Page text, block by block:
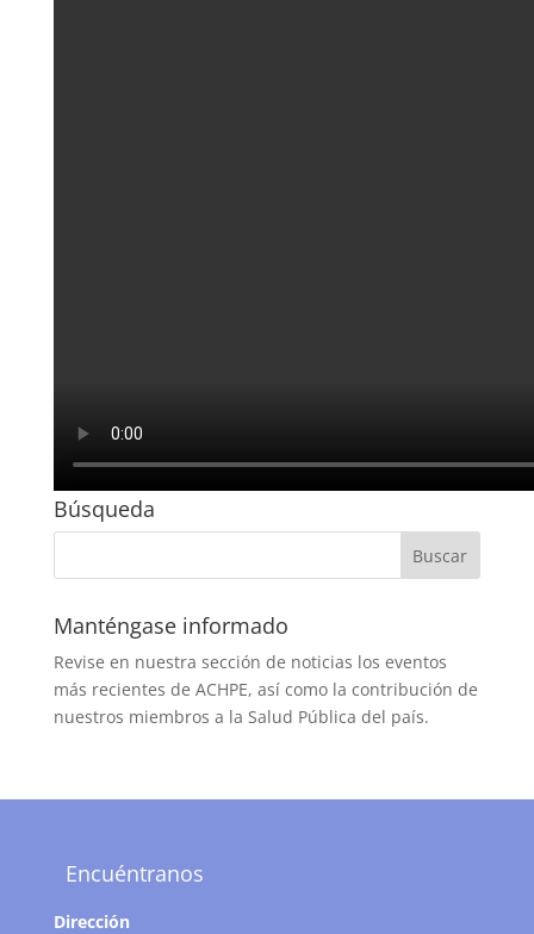
Búsqueda
Manténgase informado
Revise en nuestra sección de noticias los eventos
más recientes de ACHPE, así como la contribución de
nuestros miembros a la Salud Pública del país.
Encuéntranos
Dirección